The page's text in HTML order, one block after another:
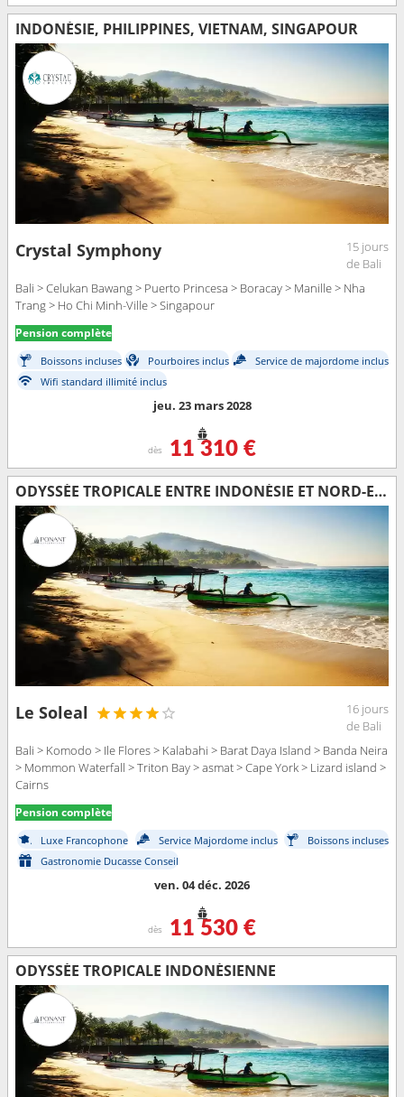
INDONÉSIE, PHILIPPINES, VIETNAM, SINGAPOUR
Crystal Symphony
15 jours
de Bali
Bali > Celukan Bawang > Puerto Princesa > Boracay > Manille > Nha
Trang > Ho Chi Minh-Ville > Singapour
Pension complète
Boissons incluses Pourboires inclus
Service de majordome inclus
Wifi standard illimité inclus
jeu. 23 mars 2028
dès 11 310 €
ODYSSÉE TROPICALE ENTRE INDONÉSIE ET NORD-EST AUSTRALIEN
Le Soleal
16 jours
de Bali
Bali > Komodo > Ile Flores > Kalabahi > Barat Daya Island > Banda Neira
> Mommon Waterfall > Triton Bay > asmat > Cape York > Lizard island >
Cairns
Pension complète
Luxe Francophone Service Majordome inclus
Boissons incluses
Gastronomie Ducasse Conseil
ven. 04 déc. 2026
dès 11 530 €
ODYSSÉE TROPICALE INDONÉSIENNE